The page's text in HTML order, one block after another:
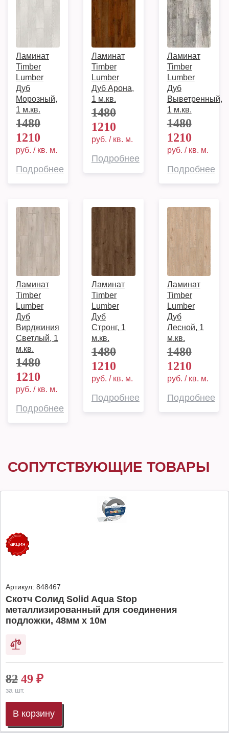
Ламинат
Timber
Lumber
Дуб
Морозный,
1 м.кв.
1480
1210
руб. / кв. м.
Подробнее
Ламинат
Timber
Lumber
Дуб Арона,
1 м.кв.
1480
1210
руб. / кв. м.
Подробнее
Ламинат
Timber
Lumber
Дуб
Выветренный,
1 м.кв.
1480
1210
руб. / кв. м.
Подробнее
Ламинат
Timber
Lumber
Дуб
Вирджиния
Светлый, 1
м.кв.
1480
1210
руб. / кв. м.
Подробнее
Ламинат
Timber
Lumber
Дуб
Стронг, 1
м.кв.
1480
1210
руб. / кв. м.
Подробнее
Ламинат
Timber
Lumber
Дуб
Лесной, 1
м.кв.
1480
1210
руб. / кв. м.
Подробнее
СОПУТСТВУЮЩИЕ ТОВАРЫ
Артикул: 848467
Скотч Солид Solid Aqua Stop
металлизированный для соединения
подложки, 48мм х 10м
82 49 ₽
за шт.
В корзину